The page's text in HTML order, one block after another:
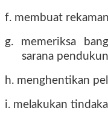
f. membuat
g. memeriksa
sarana
h. menghentikan
i. melakukan